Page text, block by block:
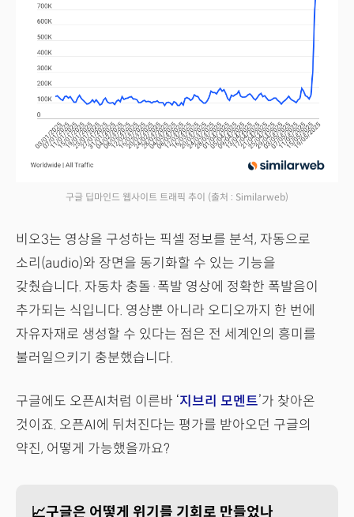
구글 딥마인드 웹사이트 트래픽 추이 (출처 : Similarweb)
비오3는 영상을 구성하는 픽셀 정보를 분석, 자동으로
소리(audio)와 장면을 동기화할 수 있는 기능을
갖췄습니다. 자동차 충돌·폭발 영상에 정확한 폭발음이
추가되는 식입니다. 영상뿐 아니라 오디오까지 한 번에
자유자재로 생성할 수 있다는 점은 전 세계인의 흥미를
불러일으키기 충분했습니다.
구글에도 오픈AI처럼 이른바 ‘지브리 모멘트’가 찾아온
것이죠. 오픈AI에 뒤처진다는 평가를 받아오던 구글의
약진, 어떻게 가능했을까요?
📈구글은 어떻게 위기를 기회로 만들었나